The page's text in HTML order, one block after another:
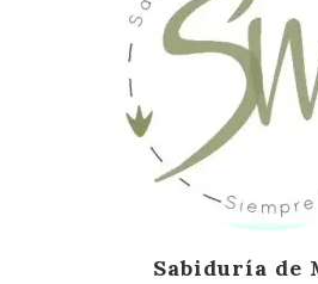
Sabiduría de